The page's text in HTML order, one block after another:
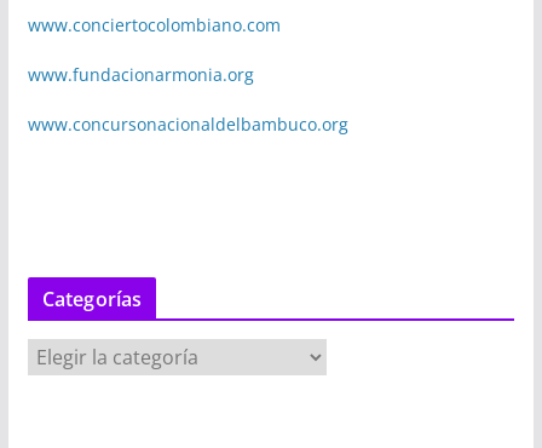
www.conciertocolombiano.com
www.fundacionarmonia.org
www.concursonacionaldelbambuco.org
Categorías
a